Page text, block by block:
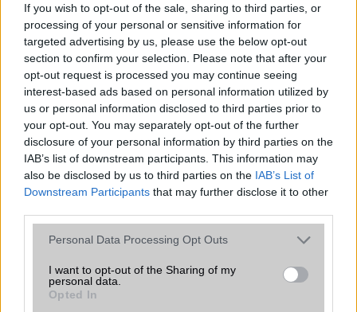
If you wish to opt-out of the sale, sharing to third parties, or
processing of your personal or sensitive information for
targeted advertising by us, please use the below opt-out
section to confirm your selection. Please note that after your
opt-out request is processed you may continue seeing
interest-based ads based on personal information utilized by
us or personal information disclosed to third parties prior to
your opt-out. You may separately opt-out of the further
disclosure of your personal information by third parties on the
IAB’s list of downstream participants. This information may
also be disclosed by us to third parties on the IAB’s List of
Downstream Participants that may further disclose it to other
Please note that this website/app uses one or more Google
not limited to your visit or usage behaviour. You may click to
grant or deny consent to Google and its third-party tags to
use your data for below specified purposes in below Google
Personal Data Processing Opt Outs
I want to opt-out of the Sharing of my
personal data.
Opted In
(EU)
Push to Talk Nincs Nincs
AKKUMULÁTOR
Li-Ion Li-Polimer
Készenléti idő h /
Cserélhetőség
Az akkumulátor nem
vehetõ ki!
Az
akkumulátor
nem vehetõ ki!
Beszélgetési idő h /
Gyorstöltésre alkalmas
25W-os
ALKALMAZÁSOK ÉS ÉRZÉKELŐK
Java Nincs
Flash/Ujjlenyomat